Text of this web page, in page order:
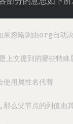
略则由org自动
提到的哪些特殊
属性名代替
父节点的列值由其